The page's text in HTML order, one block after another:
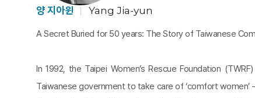
양 지아윈 Yang Jia-yun
A Secret Buried for 50 years: The Story of Taiwanese
In 1992, the Taipei Women’s Rescue Foundation
Taiwanese government to take care of ‘comfort women’